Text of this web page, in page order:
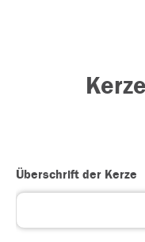
Überschrift der Kerze